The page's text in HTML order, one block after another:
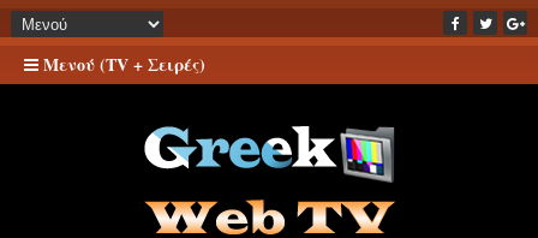
Μενού (TV + Σειρές)